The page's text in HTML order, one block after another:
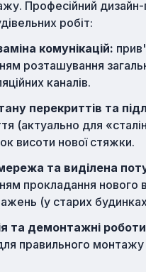
Професійний
робіт:
комунікацій:
розташування
каналів.
перекриттів та
(актуально для
висоти нової стяжки.
та виділена
прокладання нового
(у старих
та демонтажні
правильного